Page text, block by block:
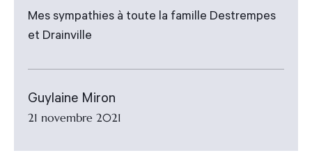
Mes sympathies à toute la famille Destrempes
et Drainville
Guylaine Miron
21 novembre 2021